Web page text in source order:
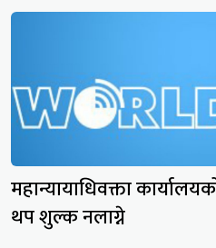
महान्यायाधिवक्ता
थप शुल्क नलाग्ने